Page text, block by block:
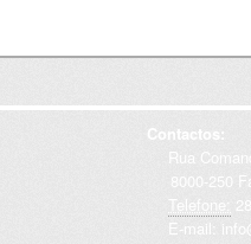
Contactos:
Rua
8000-250
Telefone:
E-mail: